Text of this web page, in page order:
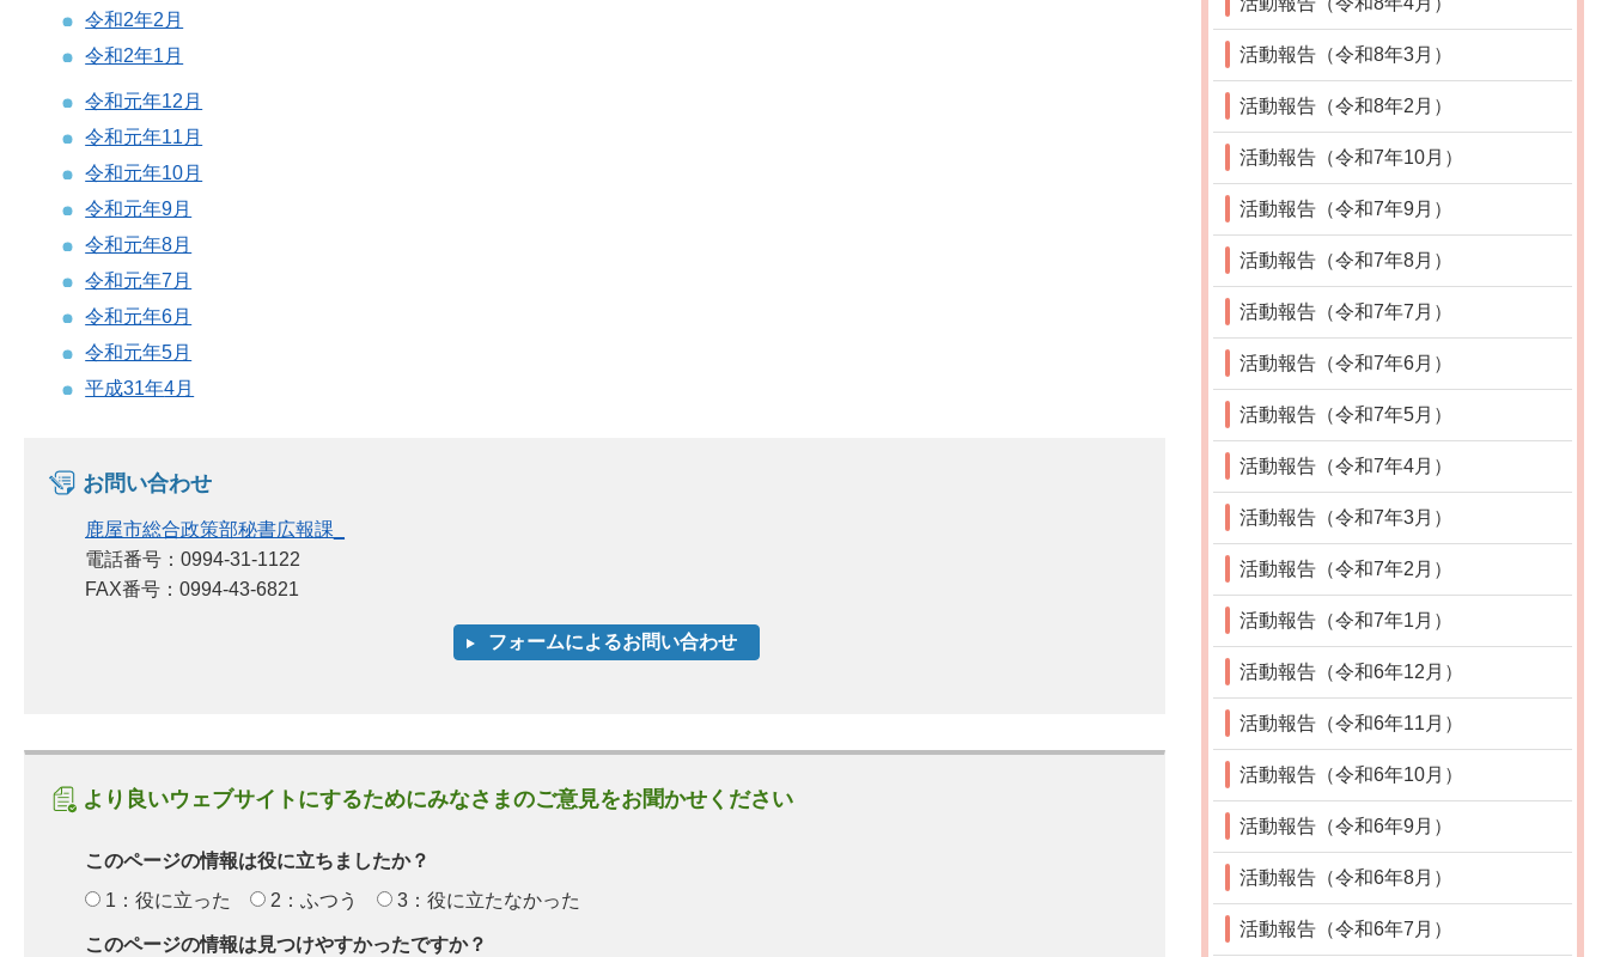
令和2年2月
令和2年1月
令和元年12月
令和元年11月
令和元年10月
令和元年9月
令和元年8月
令和元年7月
令和元年6月
令和元年5月
平成31年4月
お問い合わせ
鹿屋市総合政策部秘書広報課_
電話番号：0994-31-1122
FAX番号：0994-43-6821
より良いウェブサイトにするためにみなさまのご意見をお聞かせください
このページの情報は役に立ちましたか？
1：役に立った
2：ふつう 3：役に立たなかった
このページの情報は見つけやすかったですか？
活動報告（令和8年3月）
活動報告（令和8年2月）
活動報告（令和7年10月）
活動報告（令和7年9月）
活動報告（令和7年8月）
活動報告（令和7年7月）
活動報告（令和7年6月）
活動報告（令和7年5月）
活動報告（令和7年4月）
活動報告（令和7年3月）
活動報告（令和7年2月）
活動報告（令和7年1月）
活動報告（令和6年12月）
活動報告（令和6年11月）
活動報告（令和6年10月）
活動報告（令和6年9月）
活動報告（令和6年8月）
活動報告（令和6年7月）